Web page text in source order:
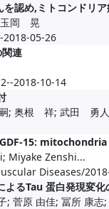
認め,ミトコンドリ
玉岡 晃
2018-05-26
連
2018-10-14
; 奥根 祥; 武田 勇
15:
Miyake Zenshi...
Diseases/
よるTau 蛋白発現変化
; 菅原 由佳; 冨所 康志